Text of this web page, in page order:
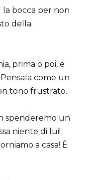
la bocca per non
della
prima o poi, e
come un
tono frustrato.
spenderemo un
niente di lui!
a casa! È